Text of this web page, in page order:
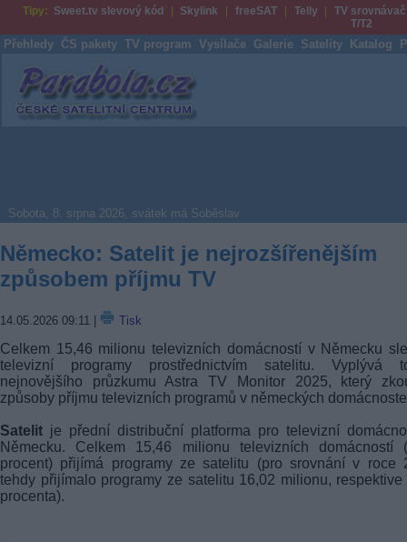
Tipy: Sweet.tv slevový kód Skylink freeSAT Telly
TV srovnávač
T/T2
Přehledy ČS pakety TV program Vysílače Galerie Satelity Katalog
Parabola.cz
Sobota, 8. srpna 2026, svátek má Soběslav
Německo: Satelit je nejrozšířenějším
způsobem příjmu TV
14.05.2026 09:11 Tisk
Celkem 15,46 milionu televizních domácností v Německu
televizní programy prostřednictvím satelitu. Vyplývá
nejnovějšího průzkumu Astra TV Monitor 2025, který
způsoby příjmu televizních programů v německých
Satelit je přední distribuční platforma pro televizní
Německu. Celkem 15,46 milionu televizních domácností
procent) přijímá programy ze satelitu (pro srovnání v roce
tehdy přijímalo programy ze satelitu 16,02 milionu, respektive
procenta).